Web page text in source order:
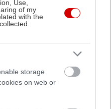
Use,
of my
with the
storage
on web or